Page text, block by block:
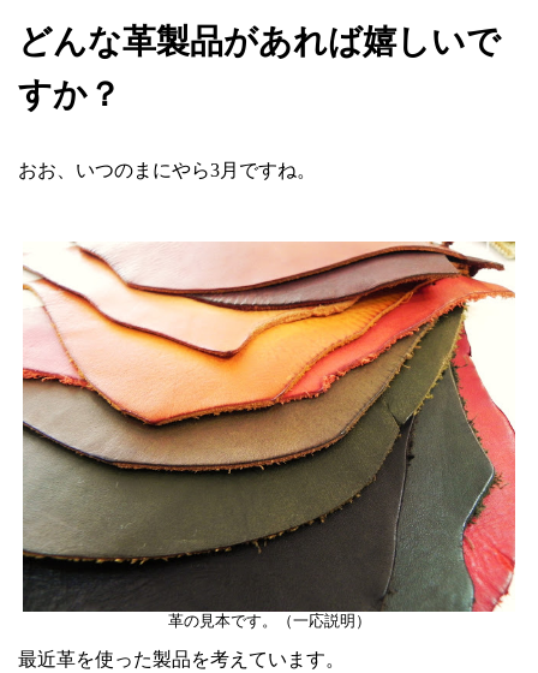
どんな革製品があれば嬉しいで
すか？
おお、いつのまにやら3月ですね。
革の見本です。（一応説明）
最近革を使った製品を考えています。